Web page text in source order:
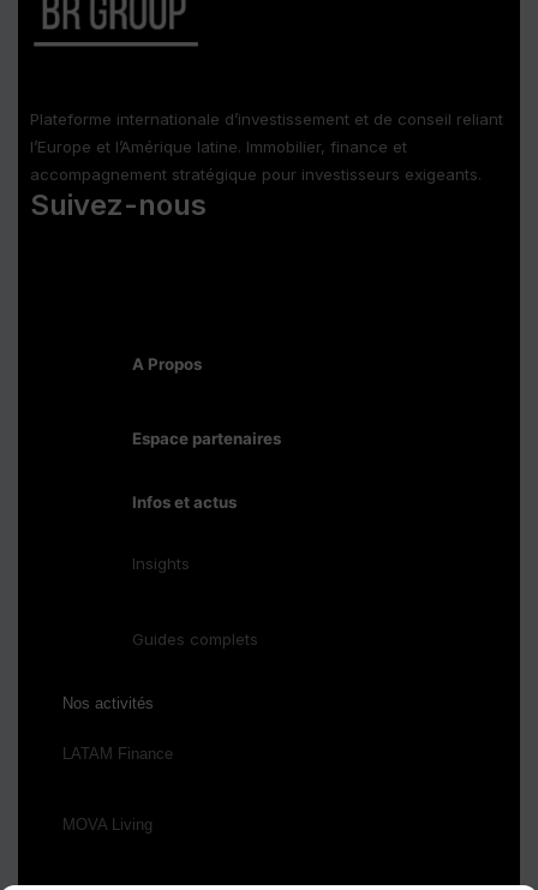
Plateforme internationale d’investissement et de conseil reliant
l’Europe et l’Amérique latine. Immobilier, finance et
accompagnement stratégique pour investisseurs exigeants.
Suivez-nous
A Propos
Espace partenaires
Infos et actus
Insights
Guides complets
Nos activités
LATAM Finance
MOVA Living